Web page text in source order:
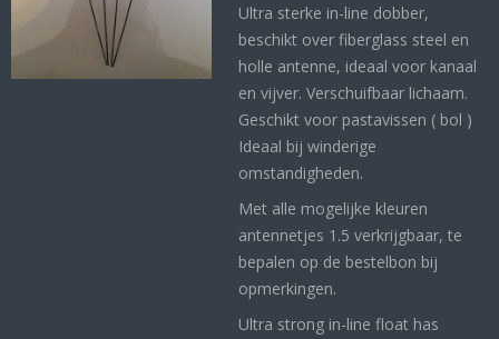
Ultra sterke in-line dobber,
beschikt over fiberglass steel en
holle antenne, ideaal voor kanaal
en vijver. Verschuifbaar lichaam.
Geschikt voor pastavissen ( bol )
Ideaal bij winderige
omstandigheden.
Met alle mogelijke kleuren
antennetjes 1.5 verkrijgbaar, te
bepalen op de bestelbon bij
opmerkingen.
Ultra strong in-line float has